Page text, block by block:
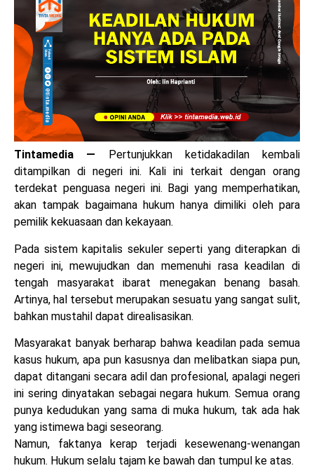
Tintamedia — Pertunjukkan ketidakadilan kembali
ditampilkan di negeri ini. Kali ini terkait dengan orang
terdekat penguasa negeri ini. Bagi yang memperhatikan,
akan tampak bagaimana hukum hanya dimiliki oleh para
pemilik kekuasaan dan kekayaan.
Pada sistem kapitalis sekuler seperti yang diterapkan di
negeri ini, mewujudkan dan memenuhi rasa keadilan di
tengah masyarakat ibarat menegakan benang basah.
Artinya, hal tersebut merupakan sesuatu yang sangat sulit,
bahkan mustahil dapat direalisasikan.
Masyarakat banyak berharap bahwa keadilan pada semua
kasus hukum, apa pun kasusnya dan melibatkan siapa pun,
dapat ditangani secara adil dan profesional, apalagi negeri
ini sering dinyatakan sebagai negara hukum. Semua orang
punya kedudukan yang sama di muka hukum, tak ada hak
yang istimewa bagi seseorang.
Namun, faktanya kerap terjadi kesewenang-wenangan
hukum. Hukum selalu tajam ke bawah dan tumpul ke atas.